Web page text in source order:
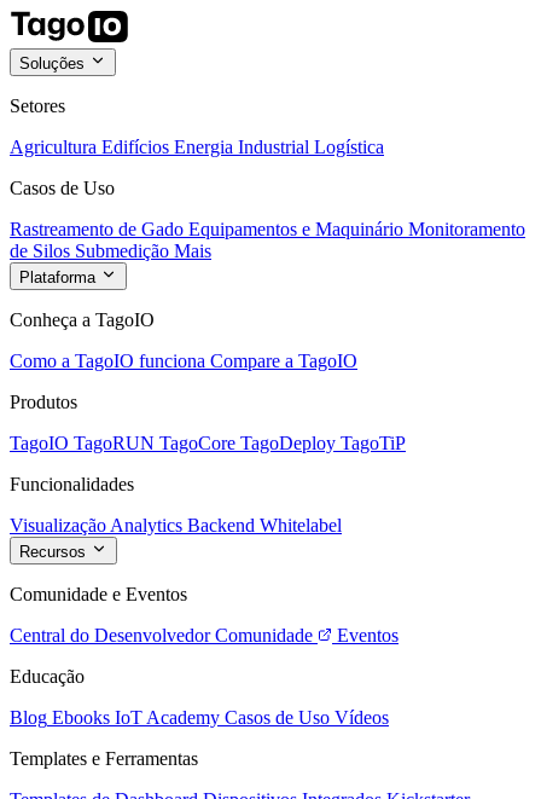
Soluções
Setores
Agricultura Edifícios Energia Industrial Logística
Casos de Uso
Rastreamento de Gado Equipamentos e Maquinário Monitoramento
de Silos Submedição Mais
Plataforma
Conheça a TagoIO
Como a TagoIO funciona Compare a TagoIO
Produtos
TagoIO TagoRUN TagoCore TagoDeploy TagoTiP
Funcionalidades
Visualização Analytics Backend Whitelabel
Recursos
Comunidade e Eventos
Central do Desenvolvedor Comunidade
Eventos
Educação
Blog Ebooks IoT Academy Casos de Uso Vídeos
Templates e Ferramentas